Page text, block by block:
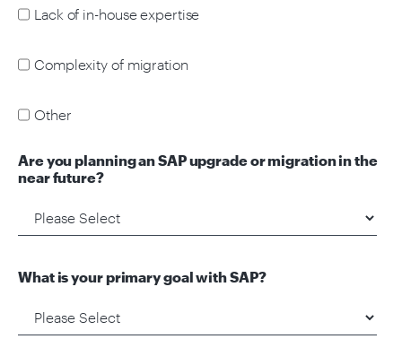
Lack of in-house expertise
Complexity of migration
Other
Are you planning an SAP upgrade or migration in the
near future?
What is your primary goal with SAP?